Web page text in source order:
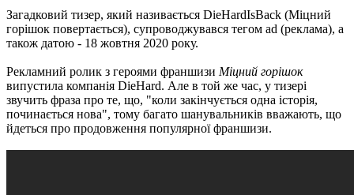
Загадковий тизер, який називається DieHardIsBack (Міцний
горішок повертається), супроводжувався тегом ad (реклама), а
також датою - 18 жовтня 2020 року.
Рекламний ролик з героями франшизи Міцний горішок
випустила компанія DieHard. Але в той же час, у тизері
звучить фраза про те, що, "коли закінчується одна історія,
починається нова", тому багато шанувальників вважають, що
йдеться про продовження популярної франшизи.